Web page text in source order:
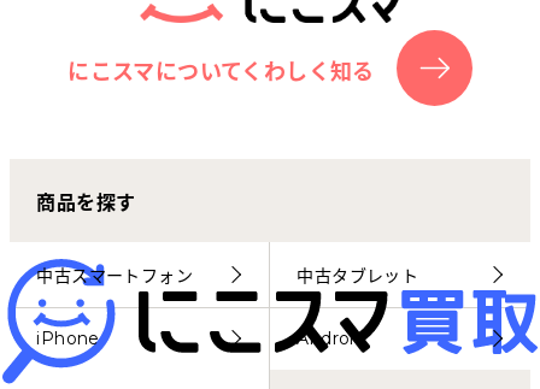
お客さまの声
にこスマ通信
マイページ
にこスマについてくわしく知る
商品を探す
中古スマートフォン 中古タブレット
iPhone Android